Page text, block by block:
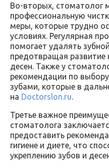
Во-вторых, стоматолог
профессиональную
меры, которые трудно
условиях. Регулярная
помогает удалять
предотвращая развитие
десен. Также у
рекомендации по
зубами, которые в
на Doctorslon.ru.
Третье важное
стоматолога
предоставить
гигиене и диете, что
укреплению зубов и